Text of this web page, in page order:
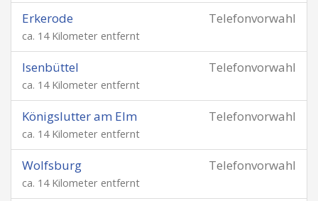
Telefonvorwahl
Erkerode
ca. 14 Kilometer entfernt
Telefonvorwahl
Isenbüttel
ca. 14 Kilometer entfernt
Telefonvorwahl
Königslutter am Elm
ca. 14 Kilometer entfernt
Telefonvorwahl
Wolfsburg
ca. 14 Kilometer entfernt